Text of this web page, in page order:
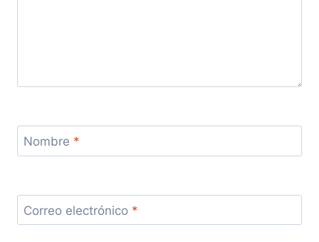
Nombre *
Correo electrónico *